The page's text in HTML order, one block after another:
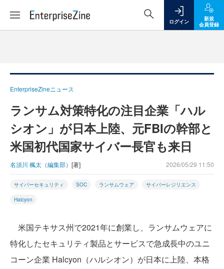
ログイン
新規
会員登録
EnterpriseZineニュース
ランサム対策特化の注目企業「ハル
シオン」が日本上陸、元FBIの幹部と
米国初代国家サイバー長官も来日
名須川 楓太（編集部） [著] 2026/05/29 11:50
サイバーセキュリティ SOC ランサムウェア サイバーレジリエンス
Halcyon
米国テキサス州で2021年に創業し、ランサムウェアに
特化したセキュリティ製品とサービスで急成長中のユニ
コーン企業 Halcyon（ハルシオン）が日本に上陸、本格